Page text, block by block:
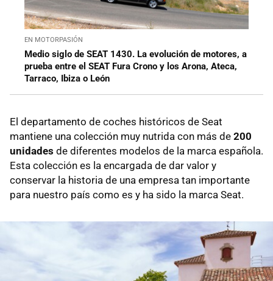
EN MOTORPASIÓN
Medio siglo de SEAT 1430. La evolución de motores, a
prueba entre el SEAT Fura Crono y los Arona, Ateca,
Tarraco, Ibiza o León
El departamento de coches históricos de Seat
mantiene una colección muy nutrida con más de 200
unidades de diferentes modelos de la marca española.
Esta colección es la encargada de dar valor y
conservar la historia de una empresa tan importante
para nuestro país como es y ha sido la marca Seat.